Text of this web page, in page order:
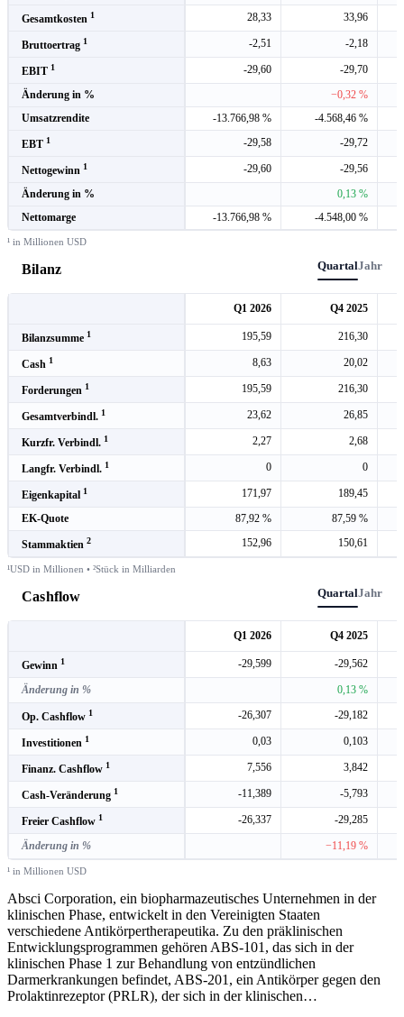
Gesamtkosten 1 28,33 33,96
Bruttoertrag 1 -2,51 -2,18
EBIT 1 -29,60
-29,70
Änderung in %
−0,32 %
Umsatzrendite
-13.766,98 % -4.568,46 %
EBT 1 -29,58 -29,72
Nettogewinn 1 -29,60
-29,56
Änderung in %
0,13 %
Nettomarge
-13.766,98 % -4.548,00 %
¹ in Millionen USD
Bilanz QuartalJahr
Q1 2026 Q4 2025
Bilanzsumme 1 195,59 216,30
Cash 1 8,63 20,02
Forderungen 1 195,59 216,30
Gesamtverbindl. 1 23,62 26,85
Kurzfr. Verbindl. 1 2,27 2,68
Langfr. Verbindl. 1 0 0
Eigenkapital 1 171,97
189,45
EK-Quote
87,92 % 87,59 %
Stammaktien 2 152,96 150,61
¹USD in Millionen • ²Stück in Milliarden
Cashflow QuartalJahr
Q1 2026 Q4 2025
Gewinn 1 -29,599 -29,562
Änderung in % 0,13 %
Op. Cashflow 1 -26,307 -29,182
Investitionen 1 0,03 0,103
Finanz. Cashflow 1 7,556 3,842
Cash-Veränderung 1 -11,389 -5,793
Freier Cashflow 1 -26,337 -29,285
Änderung in % −11,19 %
¹ in Millionen USD
Absci Corporation, ein biopharmazeutisches Unternehmen in der
klinischen Phase, entwickelt in den Vereinigten Staaten
verschiedene Antikörpertherapeutika. Zu den präklinischen
Entwicklungsprogrammen gehören ABS-101, das sich in der
klinischen Phase 1 zur Behandlung von entzündlichen
Darmerkrankungen befindet, ABS-201, ein Antikörper gegen den
Prolaktinrezeptor (PRLR), der sich in der klinischen…